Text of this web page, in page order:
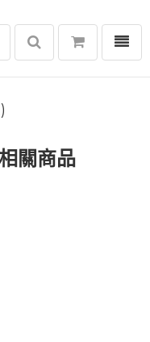
選單
關商品